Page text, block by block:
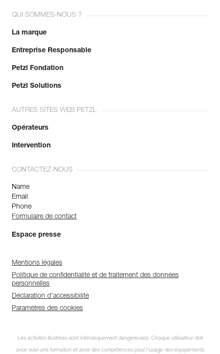
QUI SOMMES-NOUS ?
La marque
Entreprise Responsable
Petzl Fondation
Petzl Solutions
AUTRES SITES WEB PETZL
Opérateurs
Intervention
CONTACTEZ-NOUS
Name
Email
Phone
Formulaire de contact
Espace presse
Mentions légales
Politique de confidentialité et de traitement des données
personnelles
Déclaration d'accessibilité
Paramètres des cookies
Les activités illustrées sont intrinsèquement dangereuses. Chaque utilisateur doit
avoir suivi une formation et avoir des compétences pour l’usage des équipements